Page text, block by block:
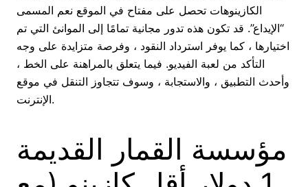
الكازينوهات تحصل على مفتاح في الموقع نعم المسمى
“الإيداع”. قد تكون هذه تدور مجانية تمامًا إلى الموانئ التي تم
اختيارها ، كما يوفر استرداد النقود ، وفرصة متزايدة على وجه
التأكد من لعبة الفيديو. فيما يتعلق بالمراهنة على الخط ،
وأحدث التطبيق ، والاستجابة ، وسوف تتجاوز التنقل في موقع
الإنترنت.
مؤسسة القمار القديمة